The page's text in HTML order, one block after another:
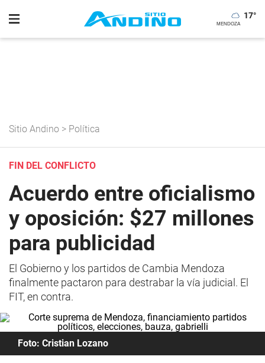
17°
Sitio Andino > Política
FIN DEL CONFLICTO
Acuerdo entre oficialismo
y oposición: $27 millones
para publicidad
El Gobierno y los partidos de Cambia Mendoza
finalmente pactaron para destrabar la vía judicial. El
FIT, en contra.
Foto: Cristian Lozano